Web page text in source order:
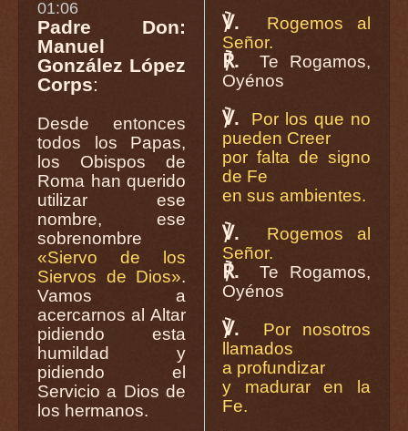
01:06
Padre Don:
Manuel
González López
Corps:
Desde entonces
todos los Papas,
los Obispos de
Roma han querido
utilizar ese
nombre, ese
sobrenombre
«Siervo de los
Siervos de Dios».
Vamos a
acercarnos al Altar
pidiendo esta
humildad y
pidiendo el
Servicio a Dios de
los hermanos.
℣.
Rogemos al
Señor.
℟.
Te Rogamos,
Oyénos
℣.
Por los que no
pueden Creer
por falta de signo
de Fe
en sus ambientes.
℣.
Rogemos al
Señor.
℟.
Te Rogamos,
Oyénos
℣.
Por nosotros
llamados
a profundizar
y madurar en la
Fe.